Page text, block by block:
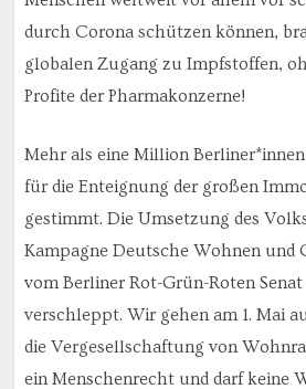
durch Corona schützen können,
globalen Zugang zu Impfstoffen,
Profite der Pharmakonzerne!
Mehr als eine Million
für die Enteignung der großen
gestimmt. Die Umsetzung des
Kampagne Deutsche Wohnen und
vom Berliner Rot-Grün-Roten
verschleppt. Wir gehen am 1. Mai
die Vergesellschaftung von
ein Menschenrecht und darf keine